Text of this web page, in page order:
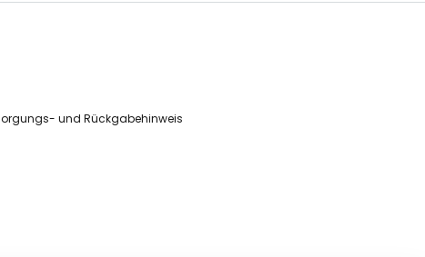
und Rückgabehinweis